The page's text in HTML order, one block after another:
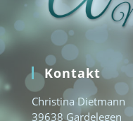
Kontakt
Christina Dietmann
39638 Gardelegen